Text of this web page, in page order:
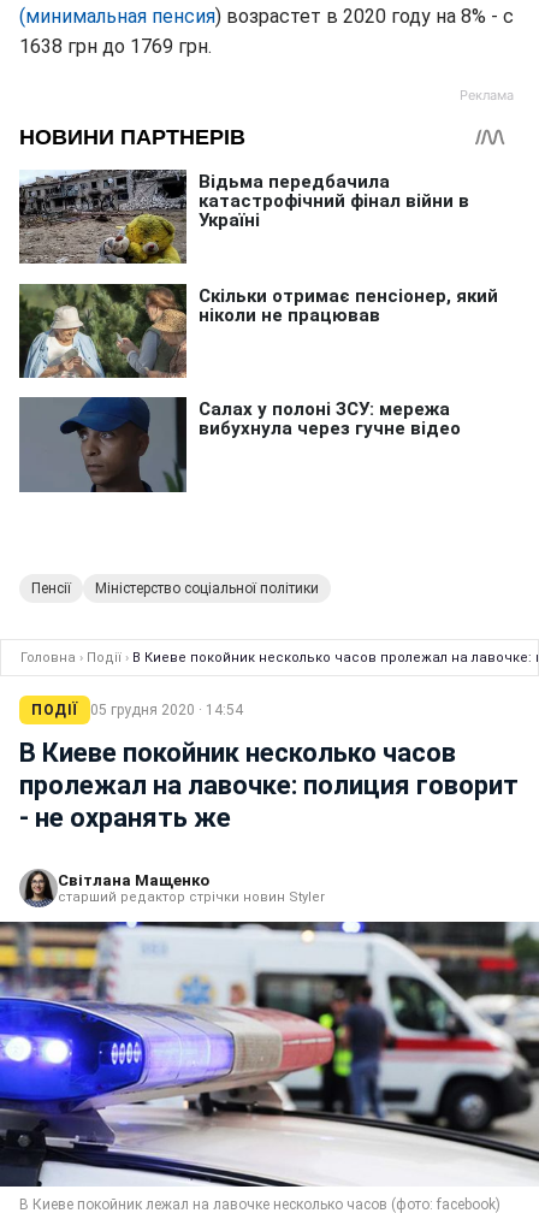
(минимальная пенсия) возрастет в 2020 году на 8% - с
1638 грн до 1769 грн.
Пенсії Міністерство соціальної політики
Головна › Події › В Киеве покойник несколько часов пролежал на лавочке:
ПОДІЇ 05 грудня 2020 · 14:54
В Киеве покойник несколько часов
пролежал на лавочке: полиция говорит
- не охранять же
Світлана Мащенко
старший редактор стрічки новин Styler
В Киеве покойник лежал на лавочке несколько часов (фото: facebook)